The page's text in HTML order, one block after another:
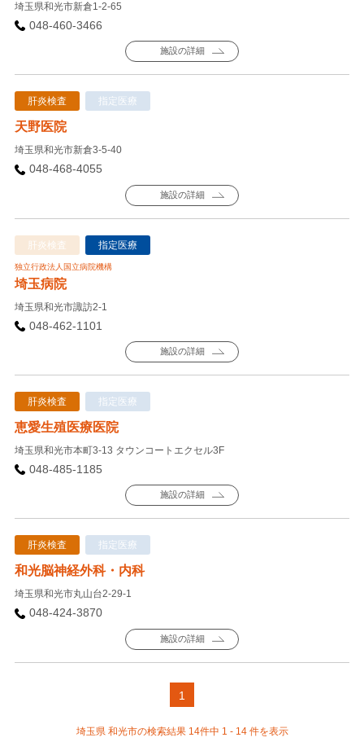
埼玉県和光市新倉1-2-65
048-460-3466
施設の詳細
肝炎検査 指定医療
天野医院
埼玉県和光市新倉3-5-40
048-468-4055
施設の詳細
肝炎検査 指定医療
独立行政法人国立病院機構
埼玉病院
埼玉県和光市諏訪2-1
048-462-1101
施設の詳細
肝炎検査 指定医療
恵愛生殖医療医院
埼玉県和光市本町3-13 タウンコートエクセル3F
048-485-1185
施設の詳細
肝炎検査 指定医療
和光脳神経外科・内科
埼玉県和光市丸山台2-29-1
048-424-3870
施設の詳細
1
埼玉県 和光市の検索結果 14件中 1 - 14 件を表示